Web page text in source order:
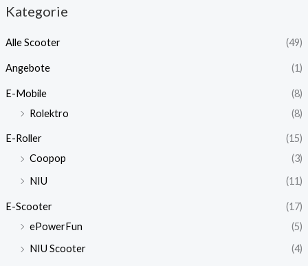
Kategorie
Alle Scooter (49)
Angebote (1)
E-Mobile
(8)
Rolektro
(8)
E-Roller
(15)
Coopop
(3)
NIU
(11)
E-Scooter
(17)
ePowerFun
(5)
NIU Scooter
(4)